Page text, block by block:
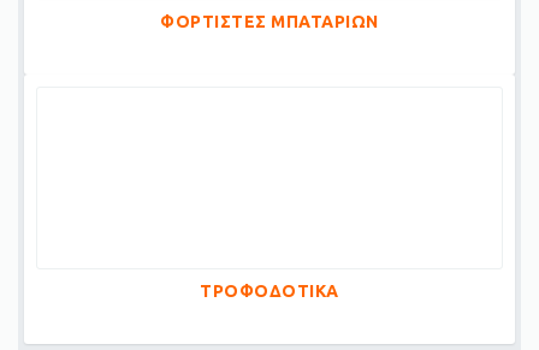
ΦΟΡΤΙΣΤΕΣ ΜΠΑΤΑΡΙΩΝ
ΤΡΟΦΟΔΟΤΙΚΑ